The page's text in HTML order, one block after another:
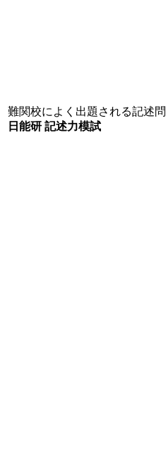
難関校によく出題される記述
日能研 記述力模試